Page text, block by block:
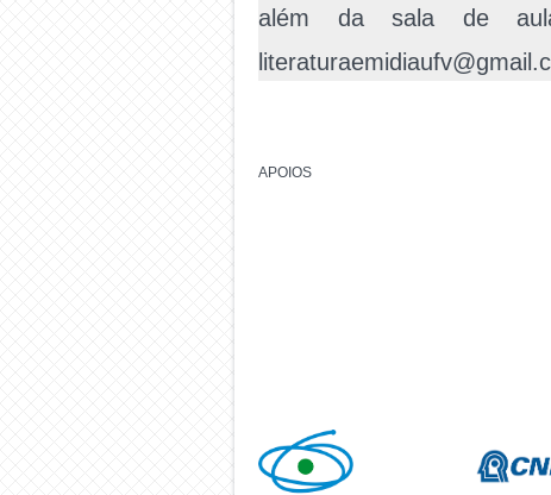
além da sala de
APOIOS